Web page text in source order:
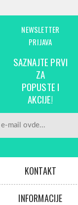
NEWSLETTER
PRIJAVA
SAZNAJTE PRVI
ZA
POPUSTE I
AKCIJE!
KONTAKT
INFORMACIJE